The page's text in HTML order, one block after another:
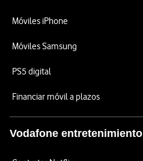
Móviles iPhone
Móviles Samsung
PS5 digital
Financiar móvil a plazos
Vodafone entretenimiento